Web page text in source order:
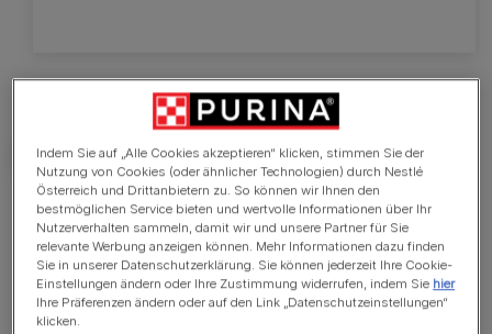
Wissenswertes
Sehr aktiv und neugierig
Menschenbezogen und anhänglich
Indem Sie auf „Alle Cookies akzeptieren“ klicken, stimmen Sie der
Nutzung von Cookies (oder ähnlicher Technologien) durch Nestlé
Österreich und Drittanbietern zu. So können wir Ihnen den
bestmöglichen Service bieten und wertvolle Informationen über Ihr
Nutzerverhalten sammeln, damit wir und unsere Partner für Sie
relevante Werbung anzeigen können. Mehr Informationen dazu finden
Sie in unserer Datenschutzerklärung. Sie können jederzeit Ihre Cookie-
Einstellungen ändern oder Ihre Zustimmung widerrufen, indem Sie hier
Ihre Präferenzen ändern oder auf den Link „Datenschutzeinstellungen“
klicken.